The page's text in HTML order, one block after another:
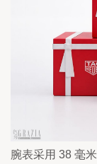
腕表采用 38 毫